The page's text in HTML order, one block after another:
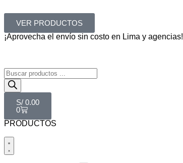
VER PRODUCTOS
¡Aprovecha el envío sin costo en Lima y agencias!
S/ 0.00
0
PRODUCTOS